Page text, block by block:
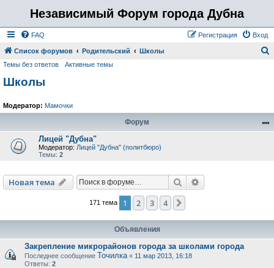
Независимый Форум города Дубна
FAQ Вход
Регистрация
Список форумов Родительский Школы
Темы без ответов Активные темы
Школы
Модератор: Мамочки
Форум
Лицей "Дубна"
Модератор: Лицей "Дубна" (политбюро)
Темы: 2
Новая тема Поиск
171 тема 1 2 3 4
Объявления
Закрепление микрорайонов города за школами города
Последнее сообщение Точилка « 11 мар 2013, 16:18
Ответы: 2